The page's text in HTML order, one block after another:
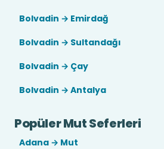
Bolvadin → Emirdağ
Bolvadin → Sultandağı
Bolvadin → Çay
Bolvadin → Antalya
Popüler Mut Seferleri
Adana → Mut